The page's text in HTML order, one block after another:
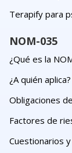
Terapify para
NOM-035
¿Qué es la
¿A quién aplica?
Obligaciones
Factores de
Cuestionarios